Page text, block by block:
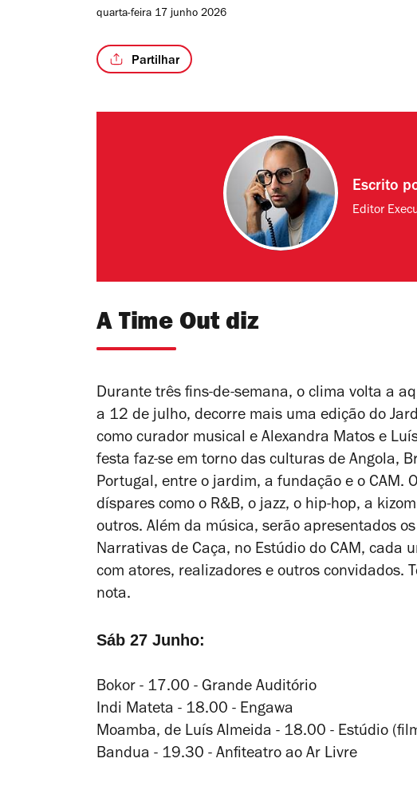
quarta-feira 17 junho 2026
Partilhar
Escrito
Editor
A Time Out diz
Durante três fins-de-semana, o clima volta a
a 12 de julho, decorre mais uma edição do
como curador musical e Alexandra Matos e
festa faz-se em torno das culturas de Angola,
Portugal, entre o jardim, a fundação e o CAM.
díspares como o R&B, o jazz, o hip-hop, a
outros. Além da música, serão apresentados
Narrativas de Caça, no Estúdio do CAM, cada
com atores, realizadores e outros convidados.
nota.
Sáb 27 Junho:
Bokor - 17.00 - Grande Auditório
Indi Mateta - 18.00 - Engawa
Moamba, de Luís Almeida - 18.00 - Estúdio
Bandua - 19.30 - Anfiteatro ao Ar Livre